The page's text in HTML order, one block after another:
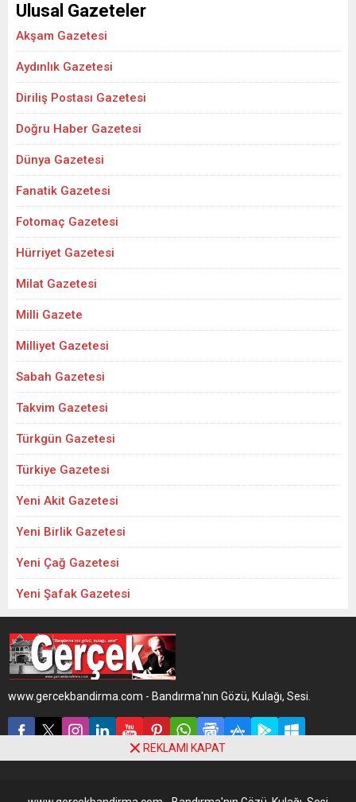
Ulusal Gazeteler
Akşam Gazetesi
Aydınlık Gazetesi
Diriliş Postası Gazetesi
Doğru Haber Gazetesi
Dünya Gazetesi
Fanatik Gazetesi
Fotomaç Gazetesi
Hürriyet Gazetesi
Milat Gazetesi
Milli Gazete
Milliyet Gazetesi
Sabah Gazetesi
Takvim Gazetesi
Türkgün Gazetesi
Türkiye Gazetesi
Yeni Akit Gazetesi
Yeni Birlik Gazetesi
Yeni Çağ Gazetesi
Yeni Şafak Gazetesi
www.gercekbandirma.com - Bandırma'nın Gözü, Kulağı, Sesi.
REKLAMI KAPAT